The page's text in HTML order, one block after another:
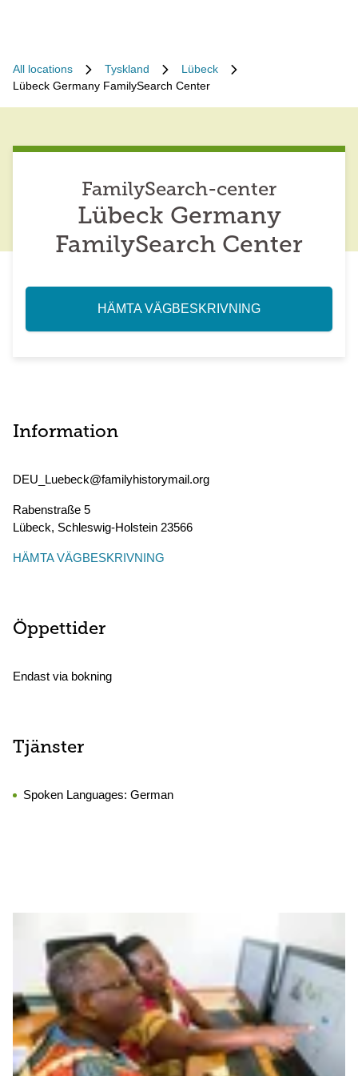
All locations Tyskland
Lübeck
Lübeck Germany FamilySearch Center
FamilySearch-center
Lübeck Germany
FamilySearch Center
HÄMTA VÄGBESKRIVNING
Information
DEU_Luebeck@familyhistorymail.org
Rabenstraße 5
Lübeck, Schleswig-Holstein 23566
HÄMTA VÄGBESKRIVNING
Öppettider
Endast via bokning
Tjänster
Spoken Languages: German